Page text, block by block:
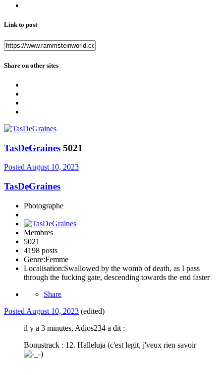
Link to post
Share on other sites
TasDeGraines 5021
PostedAugust 10, 2023
TasDeGraines
Photographe
Membres
5021
4198 posts
Genre:Femme
Localisation:Swallowed by the womb of death, as I pass
through the fucking gate, descending towards the end faster
Share
Posted August 10, 2023 (edited)
il y a 3 minutes, Adios234 a dit :
Bonustrack : 12. Halleluja (c'est legit, j'veux rien savoir
)